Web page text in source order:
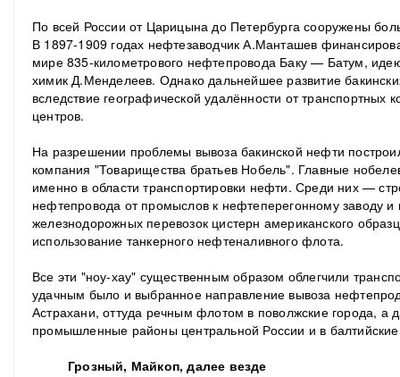
По всей России от Царицына до Петербурга сооружены
В 1897-1909 годах нефтезаводчик А.Манташев
мире 835-километрового нефтепровода Баку — Батум,
химик Д.Менделеев. Однако дальнейшее развитие
вследствие географической удалённости от транспортных
центров.
На разрешении проблемы вывоза бакинской нефти
компания "Товарищества братьев Нобель". Главные
именно в области транспортировки нефти. Среди них —
нефтепровода от промыслов к нефтеперегонному заводу
железнодорожных перевозок цистерн американского
использование танкерного нефтеналивного флота.
Все эти "ноу-хау" существенным образом облегчили
удачным было и выбранное направление вывоза
Астрахани, оттуда речным флотом в поволжские города, а
промышленные районы центральной России и в
Грозный, Майкоп, далее везде